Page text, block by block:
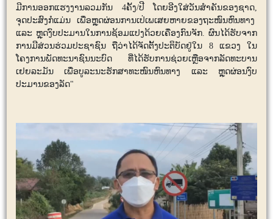
ມີການອອກແຮງງານລວມກັນ 4ຄັ້ງ/ປີ ໂດຍອີງໃສ່ວັນສຳຄັນຂອງຊາດ,
ຈຸດປະສົງກໍແມ່ນ ເພື່ອຫຼຸດຜ່ອນການເປ່ເພເສຍຫາຍຂອງຖະໜົນຫົນທາງ
ແລະ ຫຼຸດງົບປະມານໃນການຊ້ອມແປງດ້ວຍເຄື່ອງກົນຈັກ. ຜົນໄດ້ຮັບຈາກ
ການມີສ່ວນຮ່ວມປະຊາຊົນ ຖືວ່າໄດ້ຈັດຕັ້ງປະຕິບັດຢູ່ໃນ 8 ແຂວງ ໃນ
ໂຄງການພັດທະນາຊົນນະບົດ ທີ່ໄດ້ຮັບການຊ່ວຍເຫຼືອຈາກລັດທະບານ
ເຢຍລະມັນ ເພື່ອບູລະນະຮັກສາທະໜົນຫົນທາງ ແລະ ຫຼຸດຜ່ອນງົບ
ປະມານຂອງລັດ"